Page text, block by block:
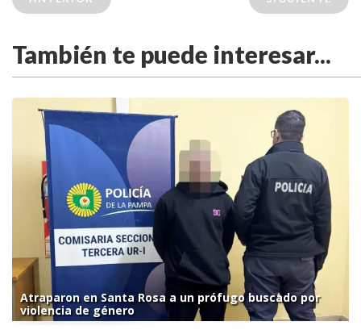
También te puede interesar...
Atraparon en Santa Rosa a un prófugo buscado por
violencia de género